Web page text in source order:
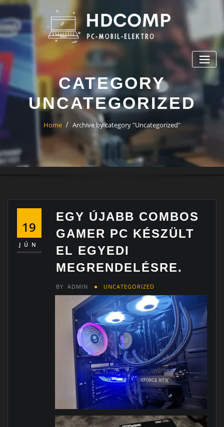
Skip
to
content
CATEGORY
UNCATEGORIZED
Home Archive by category "Uncategorized"
19
JÚN
EGY ÚJABB COMBOS
GAMER PC KÉSZÜLT
EL EGYEDI
MEGRENDELÉSRE.
BY ADMIN UNCATEGORIZED